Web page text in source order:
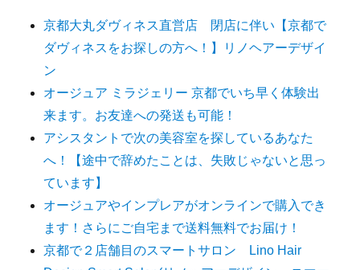
京都大丸ダヴィネス直営店 閉店に伴い【京都で
ダヴィネスをお探しの方へ！】リノヘアーデザイ
ン
オージュア ミラジェリー 京都でいち早く体験出
来ます。お友達への発送も可能！
アシスタントで次の美容室を探しているあなた
へ！【途中で辞めたことは、失敗じゃないと思っ
ています】
オージュアやインプレアがオンラインで購入でき
ます！さらにご自宅まで送料無料でお届け！
京都で２店舗目のスマートサロン Lino Hair